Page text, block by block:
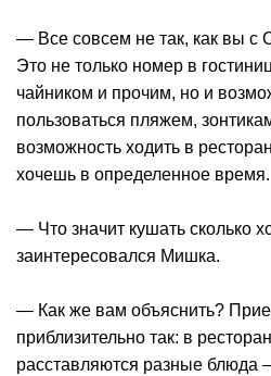
— Все совсем не так, как вы с
Это не только номер в
чайником и прочим, но и
пользоваться пляжем,
возможность ходить в
хочешь в определенное время.
— Что значит кушать сколько
заинтересовался Мишка.
— Как же вам объяснить?
приблизительно так: в
расставляются разные блюда